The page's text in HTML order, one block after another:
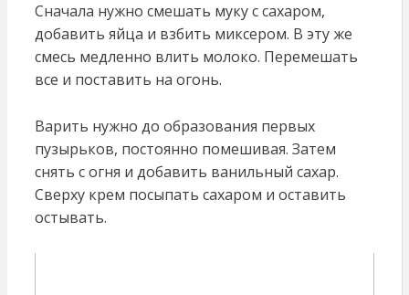
Сначала нужно смешать муку с сахаром,
добавить яйца и взбить миксером. В эту же
смесь медленно влить молоко. Перемешать
все и поставить на огонь.
Варить нужно до образования первых
пузырьков, постоянно помешивая. Затем
снять с огня и добавить ванильный сахар.
Сверху крем посыпать сахаром и оставить
остывать.